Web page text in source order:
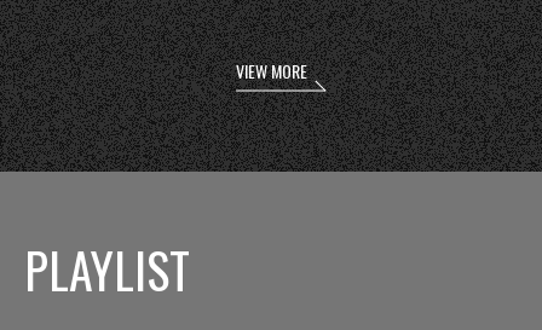
VIEW MORE
PLAYLIST